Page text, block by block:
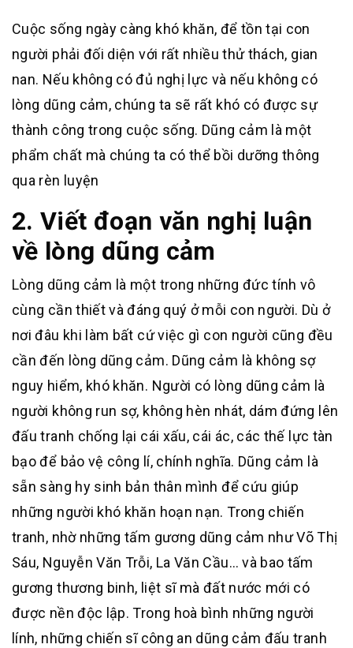
Cuộc sống ngày càng khó khăn, để tồn tại con
người phải đối diện với rất nhiều thử thách, gian
nan. Nếu không có đủ nghị lực và nếu không có
lòng dũng cảm, chúng ta sẽ rất khó có được sự
thành công trong cuộc sống. Dũng cảm là một
phẩm chất mà chúng ta có thể bồi dưỡng thông
qua rèn luyện
2. Viết đoạn văn nghị luận
về lòng dũng cảm
Lòng dũng cảm là một trong những đức tính vô
cùng cần thiết và đáng quý ở mỗi con người. Dù ở
nơi đâu khi làm bất cứ việc gì con người cũng đều
cần đến lòng dũng cảm. Dũng cảm là không sợ
nguy hiểm, khó khăn. Người có lòng dũng cảm là
người không run sợ, không hèn nhát, dám đứng lên
đấu tranh chống lại cái xấu, cái ác, các thế lực tàn
bạo để bảo vệ công lí, chính nghĩa. Dũng cảm là
sẵn sàng hy sinh bản thân mình để cứu giúp
những người khó khăn hoạn nạn. Trong chiến
tranh, nhờ những tấm gương dũng cảm như Võ Thị
Sáu, Nguyễn Văn Trỗi, La Văn Cầu… và bao tấm
gương thương binh, liệt sĩ mà đất nước mới có
được nền độc lập. Trong hoà bình những người
lính, những chiến sĩ công an dũng cảm đấu tranh